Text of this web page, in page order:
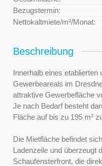
Bezugstermin:
Nettokaltmiete/m²/Monat:
Beschreibung
Innerhalb eines etablierten
Gewerbeareals im
attraktive Gewerbefläche
Je nach Bedarf besteht
Fläche auf bis zu 195 m²
Die Mietfläche befindet
Ladenzeile und überzeugt
Schaufensterfront, die